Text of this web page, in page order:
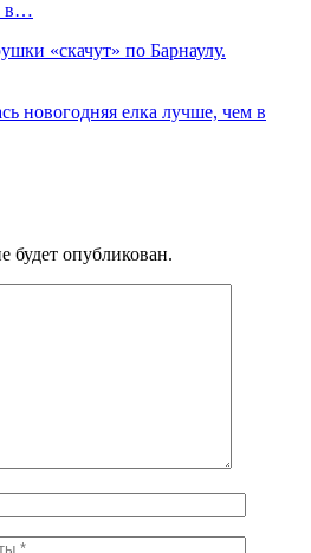
в…
«скачут» по Барнаулу.
новогодняя елка лучше, чем в
будет опубликован.